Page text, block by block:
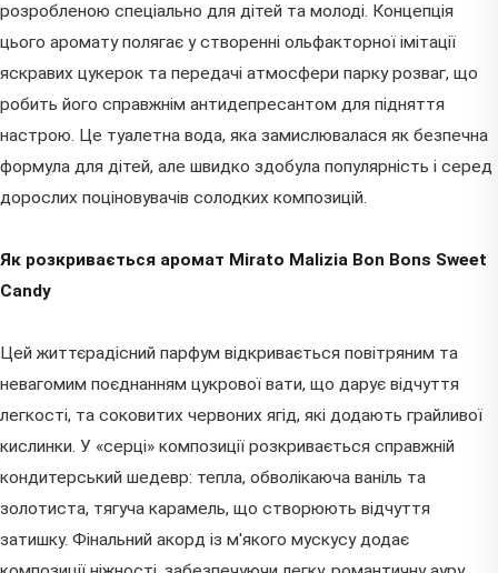
розробленою спеціально для дітей та молоді. Концепція
цього аромату полягає у створенні ольфакторної імітації
яскравих цукерок та передачі атмосфери парку розваг, що
робить його справжнім антидепресантом для підняття
настрою. Це туалетна вода, яка замислювалася як безпечна
формула для дітей, але швидко здобула популярність і серед
дорослих поціновувачів солодких композицій.
Як розкривається аромат Mirato Malizia Bon Bons Sweet
Candy
Цей життєрадісний парфум відкривається повітряним та
невагомим поєднанням цукрової вати, що дарує відчуття
легкості, та соковитих червоних ягід, які додають грайливої
кислинки. У «серці» композиції розкривається справжній
кондитерський шедевр: тепла, обволікаюча ваніль та
золотиста, тягуча карамель, що створюють відчуття
затишку. Фінальний акорд із м'якого мускусу додає